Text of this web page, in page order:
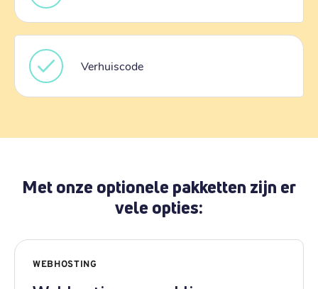
Verhuiscode
Met onze optionele pakketten zijn er
vele opties:
WEBHOSTING